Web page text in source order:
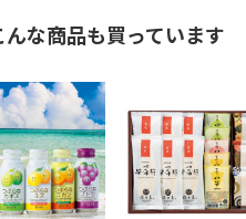
な商品も買っています